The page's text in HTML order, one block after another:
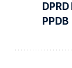
PPDB